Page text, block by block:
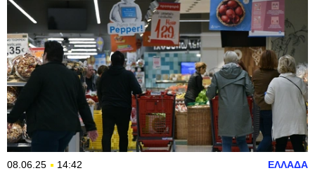
08.06.25 14:42 ΕΛΛΑΔΑ